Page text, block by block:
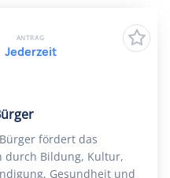
fördert das
durch Bildung, Kultur,
Gesundheit und
ANTRAG
Jederzeit